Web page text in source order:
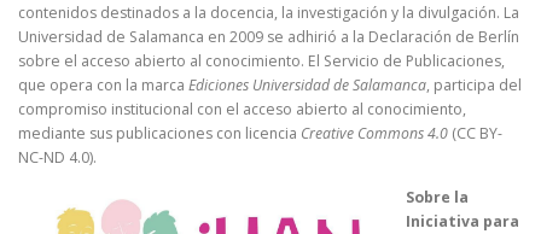
contenidos destinados a la docencia, la investigación y la divulgación. La
Universidad de Salamanca en 2009 se adhirió a la Declaración de Berlín
sobre el acceso abierto al conocimiento. El Servicio de Publicaciones,
que opera con la marca Ediciones Universidad de Salamanca, participa del
compromiso institucional con el acceso abierto al conocimiento,
mediante sus publicaciones con licencia Creative Commons 4.0 (CC BY-
NC-ND 4.0).
Sobre la
Iniciativa para